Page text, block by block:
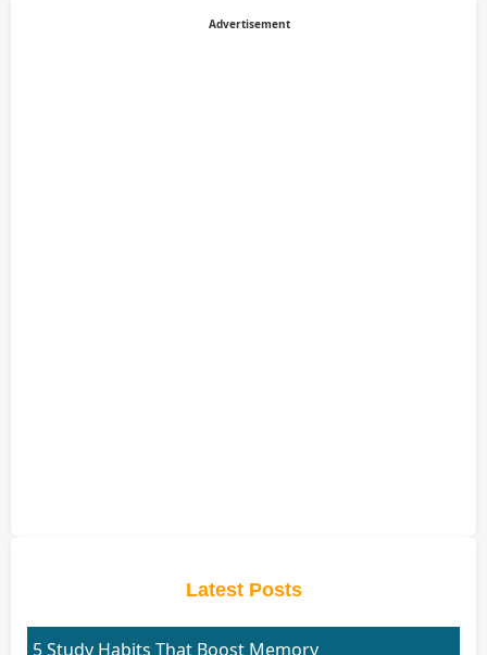
Advertisement
Latest Posts
5 Study Habits That Boost Memory